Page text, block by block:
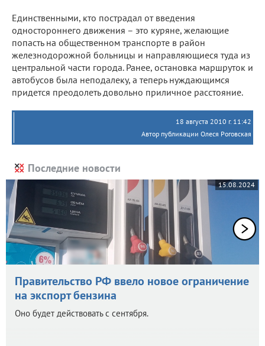
Единственными, кто пострадал от введения
одностороннего движения – это куряне, желающие
попасть на общественном транспорте в район
железнодорожной больницы и направляющиеся туда из
центральной части города. Ранее, остановка маршруток и
автобусов была неподалеку, а теперь нуждающимся
придется преодолеть довольно приличное расстояние.
18 августа 2010 г. 11:42
Автор публикации Олеся Роговская
Последние новости
15.08.2024
Правительство РФ ввело новое ограничение
на экспорт бензина
Оно будет действовать с сентября.